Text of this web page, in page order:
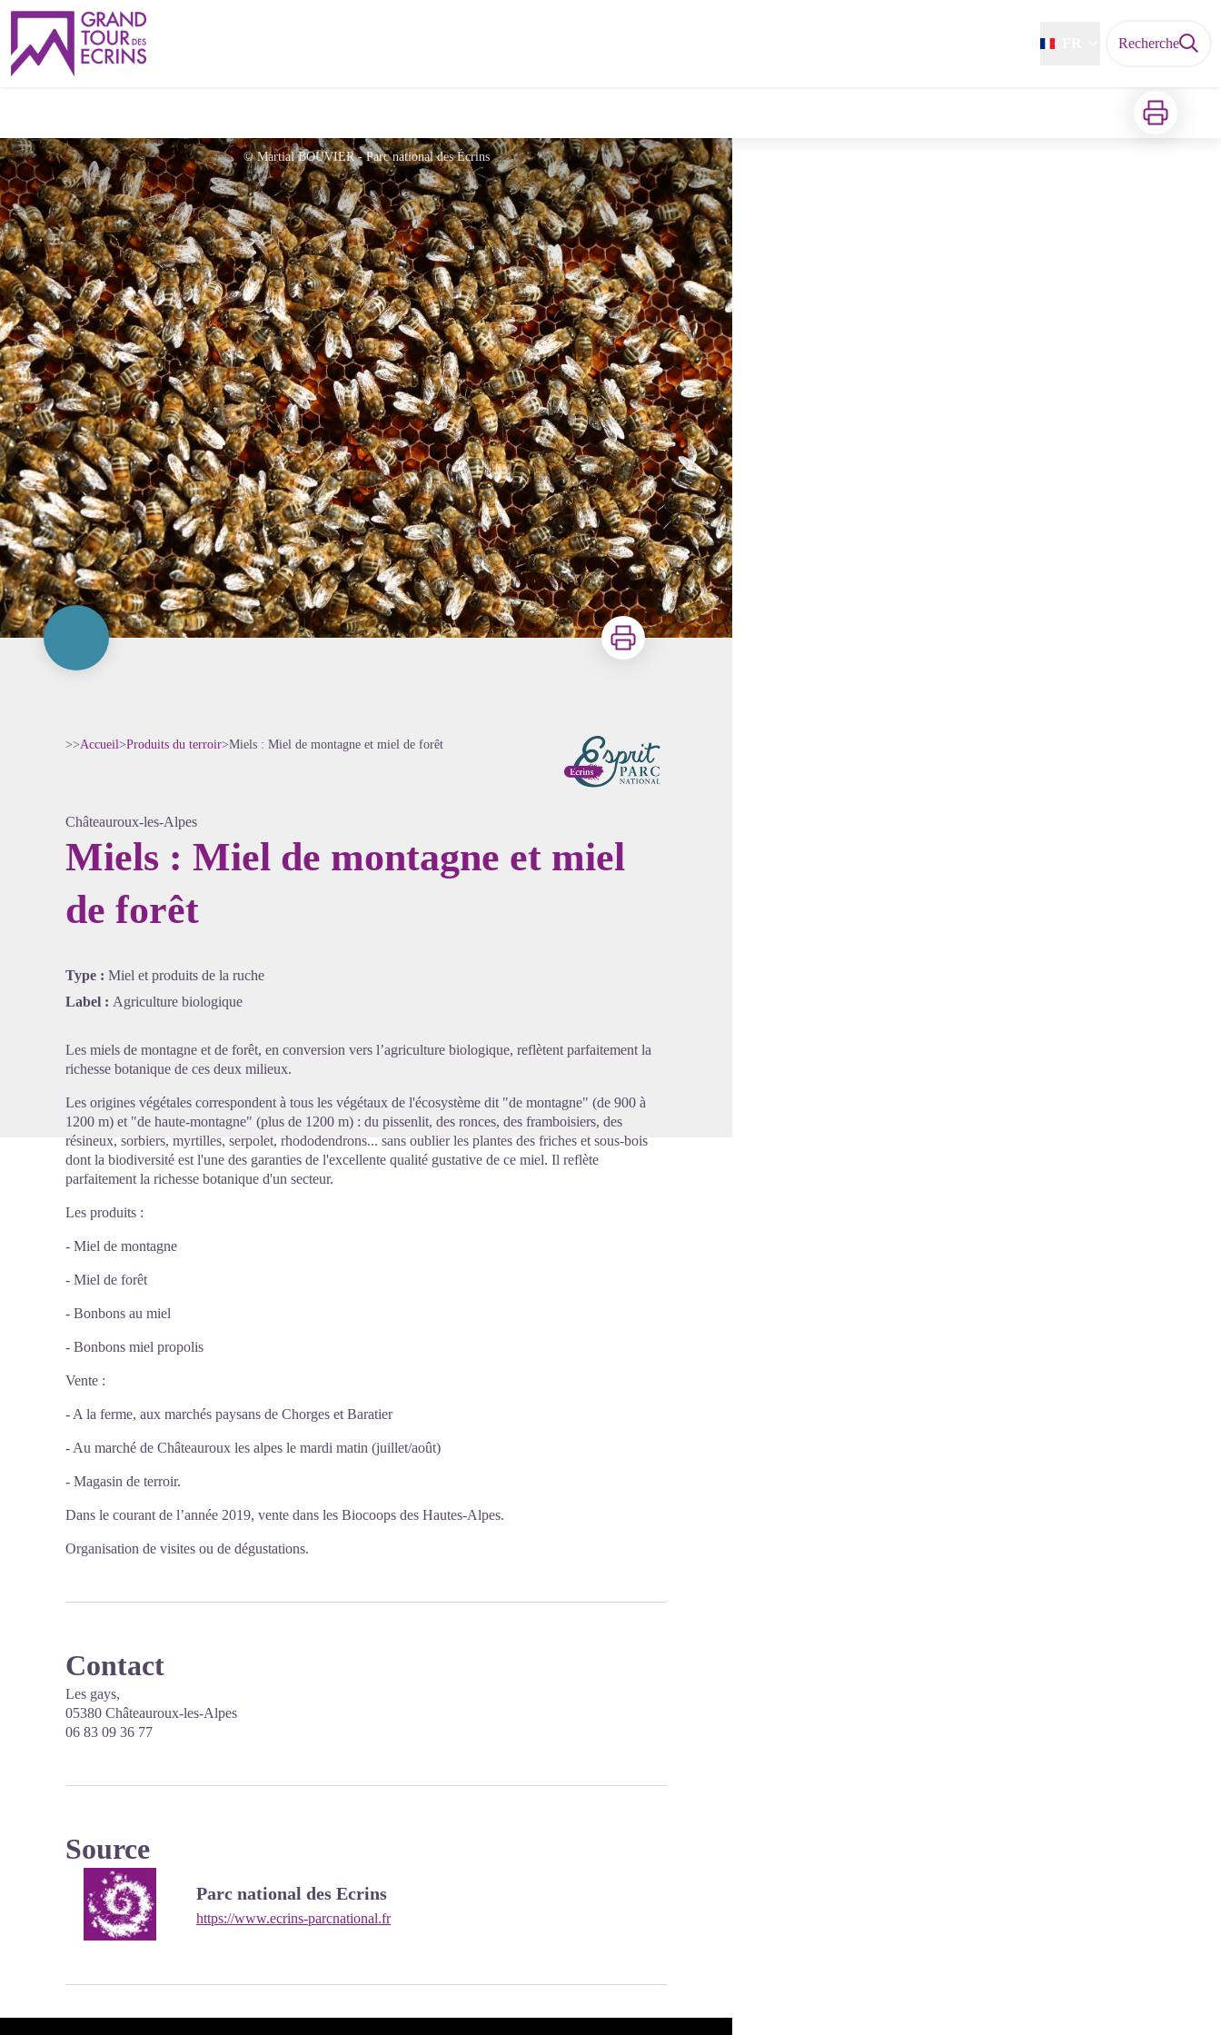
Recherche
Imprimer
© Martial BOUVIER - Parc national des Écrins
Imprimer
>>Accueil>Produits du terroir>Miels : Miel de montagne et miel de forêt
Châteauroux-les-Alpes
Miels : Miel de montagne et miel
de forêt
Type : Miel et produits de la ruche
Label : Agriculture biologique
Les miels de montagne et de forêt, en conversion vers l’agriculture biologique, reflètent parfaitement la
richesse botanique de ces deux milieux.
Les origines végétales correspondent à tous les végétaux de l'écosystème dit "de montagne" (de 900 à
1200 m) et "de haute-montagne" (plus de 1200 m) : du pissenlit, des ronces, des framboisiers, des
résineux, sorbiers, myrtilles, serpolet, rhododendrons... sans oublier les plantes des friches et sous-bois
dont la biodiversité est l'une des garanties de l'excellente qualité gustative de ce miel. Il reflète
parfaitement la richesse botanique d'un secteur.
Les produits :
- Miel de montagne
- Miel de forêt
- Bonbons au miel
- Bonbons miel propolis
Vente :
- A la ferme, aux marchés paysans de Chorges et Baratier
- Au marché de Châteauroux les alpes le mardi matin (juillet/août)
- Magasin de terroir.
Dans le courant de l’année 2019, vente dans les Biocoops des Hautes-Alpes.
Organisation de visites ou de dégustations.
Contact
Les gays,
05380 Châteauroux-les-Alpes
06 83 09 36 77
Source
Parc national des Ecrins
https://www.ecrins-parcnational.fr